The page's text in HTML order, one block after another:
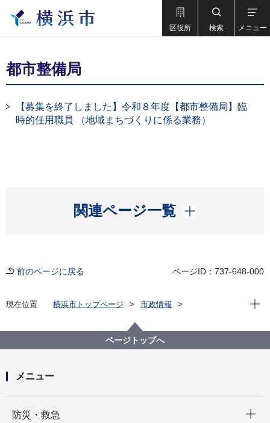
区役所 検索 メニュー
都市整備局
【募集を終了しました】令和８年度【都市整備局】臨
時的任用職員 （地域まちづくりに係る業務）
関連ページ一覧
開く
前のページに戻る ページID：737-648-000
現在位置 横浜市トップページ
市政情報
都市整備局
現在
ページトップへ
メニュー
防災・救急